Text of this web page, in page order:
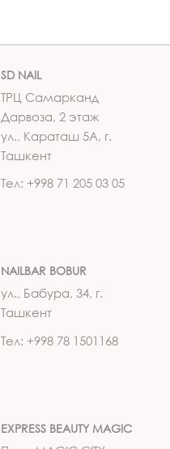
SD NAIL
ТРЦ Самарканд
Дарвоза, 2 этаж
ул., Караташ 5А, г.
Ташкент
Тел: +998 71 205 03 05
NAILBAR BOBUR
ул., Бабура, 34, г.
Ташкент
Тел: +998 78 1501168
EXPRESS BEAUTY MAGIC